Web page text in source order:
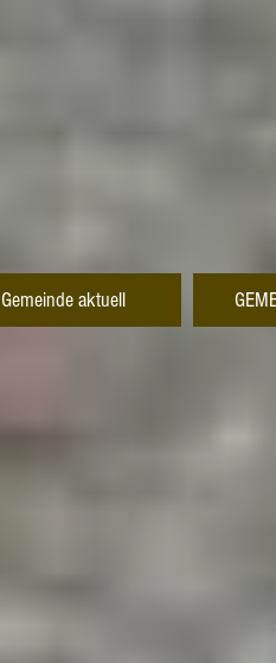
Gemeinde aktuell